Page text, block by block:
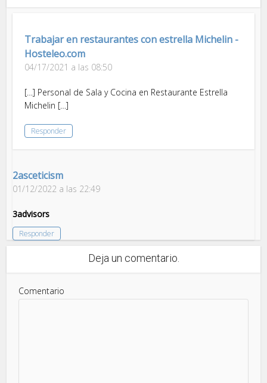
Trabajar en restaurantes con estrella Michelin -
Hosteleo.com
04/17/2021 a las 08:50
[…] Personal de Sala y Cocina en Restaurante Estrella
Michelin […]
Responder
2asceticism
01/12/2022 a las 22:49
3advisors
Responder
Deja un comentario.
Comentario